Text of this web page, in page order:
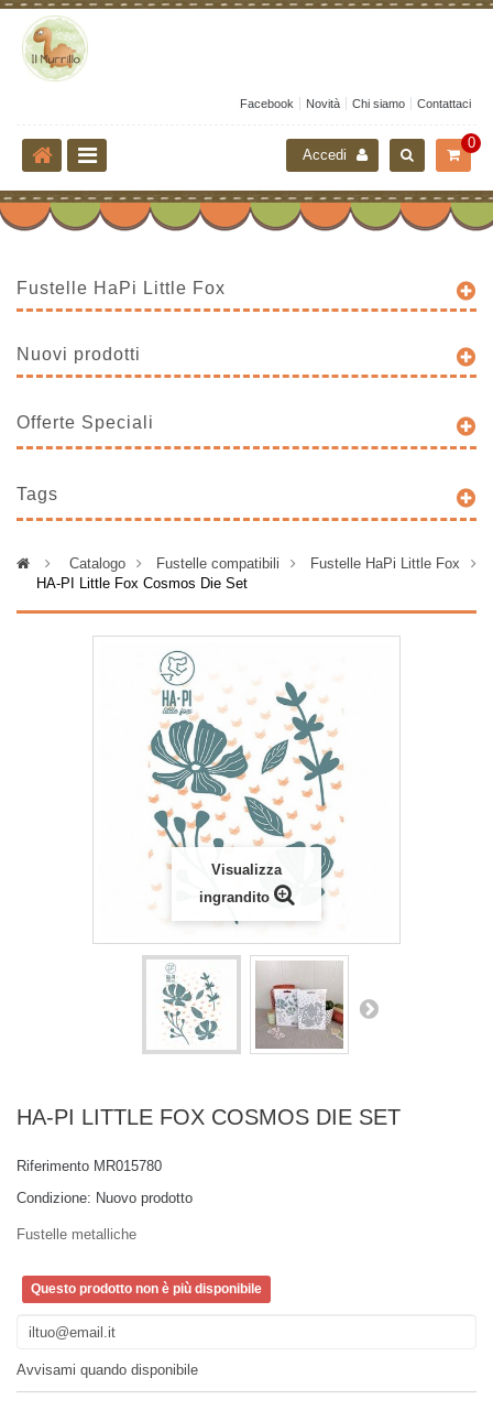
Facebook Novità Chi siamo Contattaci
0
Accedi
Fustelle HaPi Little Fox
Nuovi prodotti
Offerte Speciali
Tags
> Catalogo > Fustelle compatibili >
Fustelle HaPi Little Fox
HA-PI Little Fox Cosmos Die Set
Visualizza
ingrandito
HA-PI LITTLE FOX COSMOS DIE SET
Riferimento MR015780
Condizione: Nuovo prodotto
Fustelle metalliche
Questo prodotto non è più disponibile
Avvisami quando disponibile